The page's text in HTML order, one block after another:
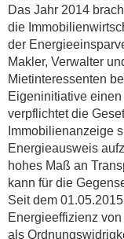
Das Jahr 2014
die
der
Makler, Verwalter
Mietinteressenten
Eigeninitiative
verpflichtet die
Immobilienanzeige
Energieausweis
hohes Maß an
kann für die
Seit dem
Energieeffizienz
als